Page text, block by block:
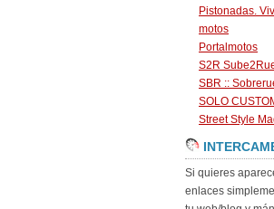
Pistonadas.
motos
Portalmotos
S2R
SBR ::
SOLO
Street Style
Si quieres
enlaces